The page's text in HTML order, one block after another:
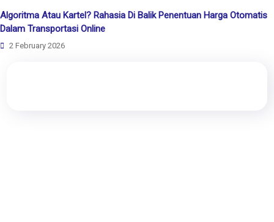
Algoritma Atau Kartel? Rahasia Di Balik Penentuan Harga Otomatis
Dalam Transportasi Online
2 February 2026